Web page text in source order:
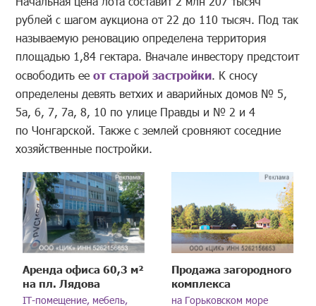
рублей с шагом аукциона от 22 до 110 тысяч. Под так
называемую реновацию определена территория
площадью 1,84 гектара. Вначале инвестору предстоит
освободить ееот старой застройки. К сносу
определены девять ветхих и аварийных домов № 5,
5а, 6, 7, 7а, 8, 10 по улице Правды и № 2 и 4
по Чонгарской. Также с землей сровняют соседние
хозяйственные постройки.
Аренда офиса 60,3 м²
на пл. Лядова
IT-помещение, мебель,
Продажа загородного
комплекса
на Горьковском море